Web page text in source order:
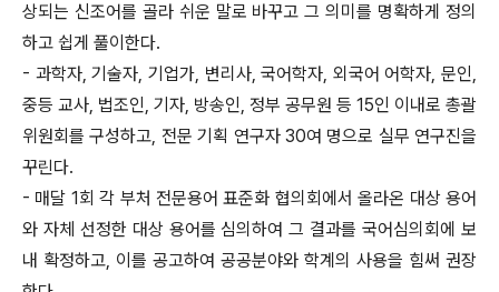
상되는 신조어를 골라 쉬운 말로 바꾸고 그 의미를 명확하게 정의
하고 쉽게 풀이한다.
- 과학자, 기술자, 기업가, 변리사, 국어학자, 외국어 어학자, 문인,
중등 교사, 법조인, 기자, 방송인, 정부 공무원 등 15인 이내로 총괄
위원회를 구성하고, 전문 기획 연구자 30여 명으로 실무 연구진을
꾸린다.
- 매달 1회 각 부처 전문용어 표준화 협의회에서 올라온 대상 용어
와 자체 선정한 대상 용어를 심의하여 그 결과를 국어심의회에 보
내 확정하고, 이를 공고하여 공공분야와 학계의 사용을 힘써 권장